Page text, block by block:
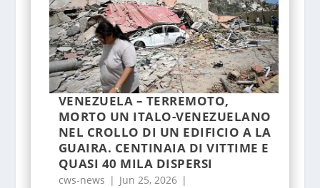
VENEZUELA – TERREMOTO,
MORTO UN ITALO-VENEZUELANO
NEL CROLLO DI UN EDIFICIO A LA
GUAIRA. CENTINAIA DI VITTIME E
QUASI 40 MILA DISPERSI
cws-news | Jun 25, 2026 |